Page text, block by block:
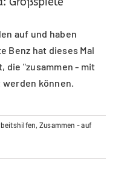
auf und haben
Benz hat dieses Mal
die "zusammen - mit
können.
, Zusammen - auf